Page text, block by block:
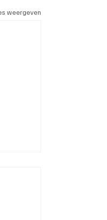
weergeven